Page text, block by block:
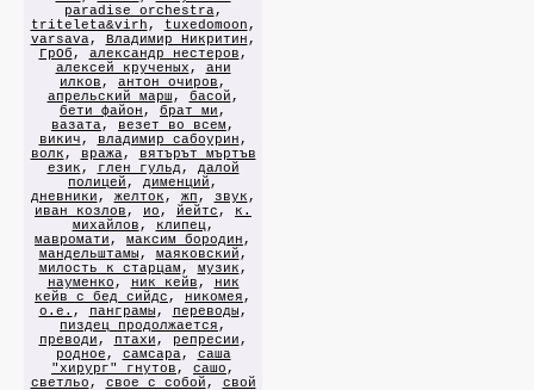
paradise orchestra,
triteleta&virh , tuxedomoon ,
varsava, Владимир Никритин ,
ГрОб , александр нестеров ,
алексей крученых , ани
илков , антон очиров ,
апрельский марш , басой ,
бети файон , брат ми ,
вазата, везет во всем ,
викич , владимир сабоурин ,
волк , вража,
вятърът мъртъв
език , глен гульд, далой
полицей , дименций ,
дневники , желток , жп , звук ,
иван козлов , ио , йейтс , к.
михайлов , клипец,
мавромати , максим бородин ,
мандельштамы , маяковский ,
милость к старцам , музик ,
науменко , ник кейв ,
ник
кейв с бед сийдс , никомея ,
о.е. , панграмы , переводы ,
пиздец продолжается ,
преводи , птахи , репресии ,
родное , самсара, саша
"хирург" гнутов , сашо ,
светльо , свое с собой , свой